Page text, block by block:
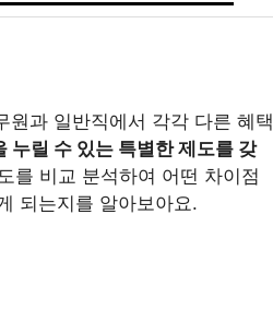
원과 일반직에서 각각 다른 혜택
누릴 수 있는 특별한 제도를 갖
를 비교 분석하여 어떤 차이점
되는지를 알아보아요.